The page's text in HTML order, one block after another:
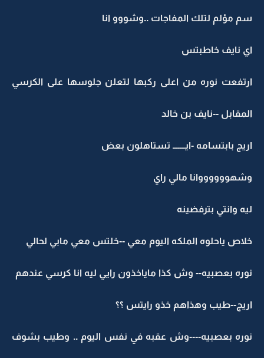
سم مؤلم لتلك المفاجات ..وشووو انا
اي نايف خاطبتس
ارتفعت نوره من اعلى ركبها لتعلن جلوسها على الكرسي
المقابل --نايف بن خالد
اريج بابتسامه -ايـــــــ تستاهلون بعض
وشهووووووانا مالي راي
ليه وانتي بترفضينه
خلاص ياحلوه الملكه اليوم معي --خلتس معي مابي لحالي
نوره بعصبيه-- وش كذا ماياخذون رايي ليه انا كرسي عندهم
اريج--طيب وهذاهم خذو رايتس ؟؟
نوره بعصبيه----وش عقبه في نفس اليوم .. وطيب بشوف